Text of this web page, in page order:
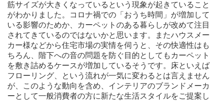
筋サイズが大きくなっているという現象が起きていること
がわかりました。コロナ禍での「おうち時間」が増加して
いる影響のためか、カーペットのある暮らしが改めて注目
されてきているのではないかと思います。またハウスメー
カー様などから住宅市場の実情を伺うと、その快適性はも
ちろん、階下への音の問題を防ぐ目的としてもカーペット
を敷き詰めるケースが増加しているそうです。床といえば
フローリング、という流れが一気に変わるとは言えません
が、このような動向を含め、インテリアのブランドメーカ
ーとして一般消費者の方に新たな生活スタイルをご提案し